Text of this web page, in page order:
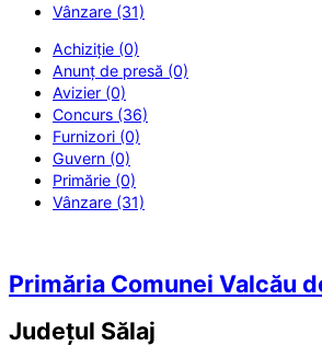
Vânzare (31)
Achiziție (0)
Anunț de presă (0)
Avizier (0)
Concurs (36)
Furnizori (0)
Guvern (0)
Primărie (0)
Vânzare (31)
Primăria Comunei Valcău
Județul Sălaj